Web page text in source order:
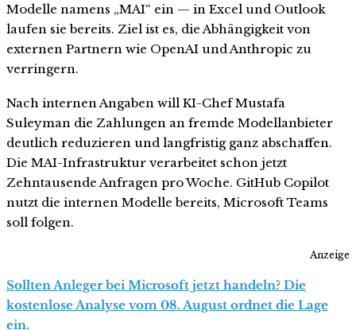
Modelle namens „MAI“ ein — in Excel und Outlook
laufen sie bereits. Ziel ist es, die Abhängigkeit von
externen Partnern wie OpenAI und Anthropic zu
verringern.
Nach internen Angaben will KI-Chef Mustafa
Suleyman die Zahlungen an fremde Modellanbieter
deutlich reduzieren und langfristig ganz abschaffen.
Die MAI-Infrastruktur verarbeitet schon jetzt
Zehntausende Anfragen pro Woche. GitHub Copilot
nutzt die internen Modelle bereits, Microsoft Teams
soll folgen.
Anzeige
Sollten Anleger bei Microsoft jetzt handeln? Die
kostenlose Analyse vom 08. August ordnet die Lage
ein.